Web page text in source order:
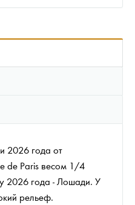
2026 года от
de Paris весом 1/4
2026 года - Лошади. У
рельеф.